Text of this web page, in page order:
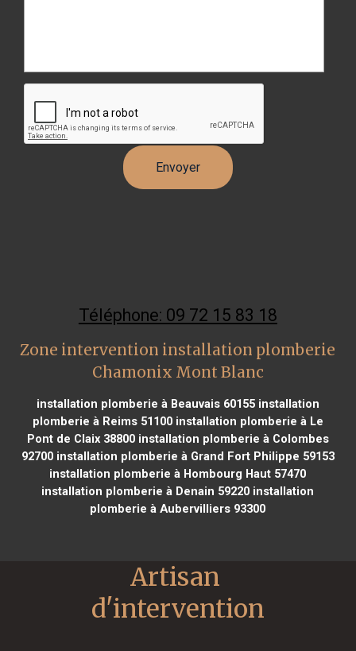
Téléphone: 09 72 15 83 18
Zone intervention installation plomberie
Chamonix Mont Blanc
installation plomberie à Beauvais 60155installation
plomberie à Reims 51100installation plomberie à Le
Pont de Claix 38800installation plomberie à Colombes
92700installation plomberie à Grand Fort Philippe 59153
installation plomberie à Hombourg Haut 57470
installation plomberie à Denain 59220 installation
plomberie à Aubervilliers 93300
Artisan
d'intervention